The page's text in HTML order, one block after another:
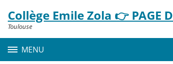
Menu de la rubrique
Contenu
Collège Emile Zola 👉 PAGE
Toulouse
MENU